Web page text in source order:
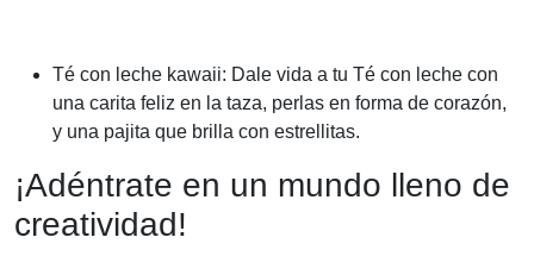
Té con leche kawaii: Dale vida a tu Té con leche con
una carita feliz en la taza, perlas en forma de corazón,
y una pajita que brilla con estrellitas.
¡Adéntrate en un mundo lleno de
creatividad!